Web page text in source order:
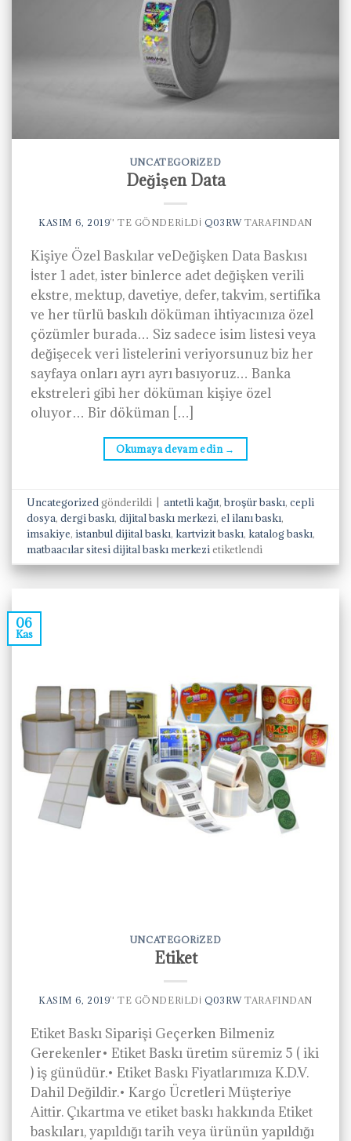
UNCATEGORIZED
Değişen Data
KASIM 6, 2019’' TE GÖNDERILDI Q03RWTARAFINDAN
Kişiye Özel Baskılar veDeğişken Data Baskısı
İster 1 adet, ister binlerce adet değişken verili
ekstre, mektup, davetiye, defer, takvim, sertifika
ve her türlü baskılı döküman ihtiyacınıza özel
çözümler burada… Siz sadece isim listesi veya
değişecek veri listelerini veriyorsunuz biz her
sayfaya onları ayrı ayrı basıyoruz… Banka
ekstreleri gibi her döküman kişiye özel
oluyor… Bir döküman […]
Okumaya devam edin →
Uncategorizedgönderildi antetli kağıt,broşür baskı,cepli
dosya,dergi baskı,dijital baskı merkezi,el ilanı baskı,
imsakiye,istanbul dijital baskı,kartvizit baskı,katalog baskı,
matbaacılar sitesi dijital baskı merkezietiketlendi
06
Kas
UNCATEGORIZED
Etiket
KASIM 6, 2019’' TE GÖNDERILDI Q03RWTARAFINDAN
Etiket Baskı Siparişi Geçerken Bilmeniz
Gerekenler• Etiket Baskı üretim süremiz 5 ( iki
) iş günüdür.• Etiket Baskı Fiyatlarımıza K.D.V.
Dahil Değildir.• Kargo Ücretleri Müşteriye
Aittir. Çıkartma ve etiket baskı hakkında Etiket
baskıları, yapıldığı tarih veya ürünün yapıldığı